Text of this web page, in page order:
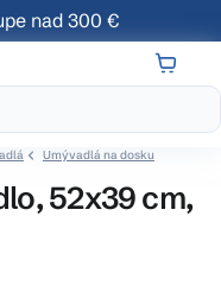
nad 300 €
Umývadlá na dosku
52x39 cm,